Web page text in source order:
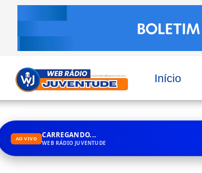
Início
AO VIVO CARREGANDO...
WEB RÁDIO JUVENTUDE